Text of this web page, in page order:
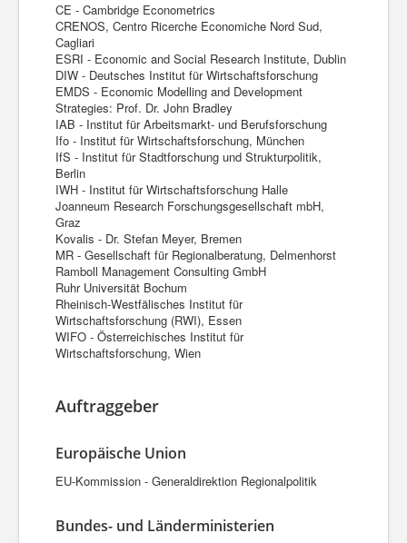
CE - Cambridge Econometrics
CRENOS, Centro Ricerche Economiche Nord Sud,
Cagliari
ESRI - Economic and Social Research Institute, Dublin
DIW - Deutsches Institut für Wirtschaftsforschung
EMDS - Economic Modelling and Development
Strategies: Prof. Dr. John Bradley
IAB - Institut für Arbeitsmarkt- und Berufsforschung
Ifo - Institut für Wirtschaftsforschung, München
IfS - Institut für Stadtforschung und Strukturpolitik,
Berlin
IWH - Institut für Wirtschaftsforschung Halle
Joanneum Research Forschungsgesellschaft mbH,
Graz
Kovalis - Dr. Stefan Meyer, Bremen
MR - Gesellschaft für Regionalberatung, Delmenhorst
Ramboll Management Consulting GmbH
Ruhr Universität Bochum
Rheinisch-Westfälisches Institut für
Wirtschaftsforschung (RWI), Essen
WIFO - Österreichisches Institut für
Wirtschaftsforschung, Wien
Auftraggeber
Europäische Union
EU-Kommission - Generaldirektion Regionalpolitik
Bundes- und Länderministerien